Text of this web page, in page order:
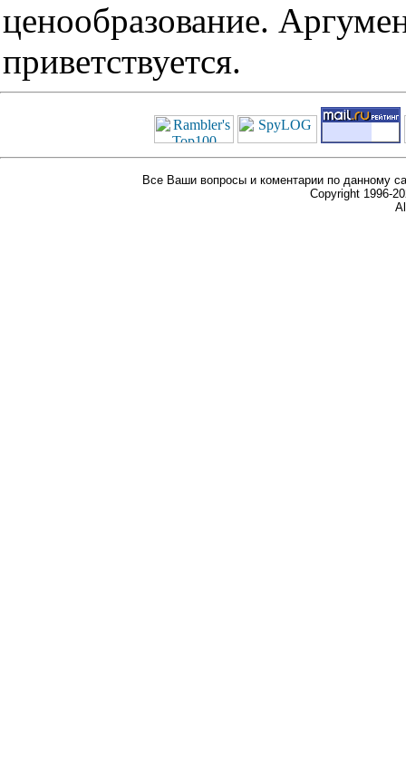
ценообразование.
приветствуется.
Все Ваши вопросы и коментарии по данному
Copyright 1996-